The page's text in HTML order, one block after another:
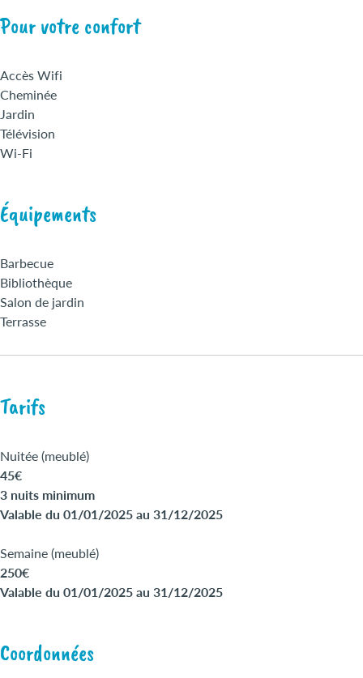
Pour votre confort
Accès Wifi
Cheminée
Jardin
Télévision
Wi-Fi
Équipements
Barbecue
Bibliothèque
Salon de jardin
Terrasse
Tarifs
Nuitée (meublé)
45€
3 nuits minimum
Valable du 01/01/2025 au 31/12/2025
Semaine (meublé)
250€
Valable du 01/01/2025 au 31/12/2025
Coordonnées